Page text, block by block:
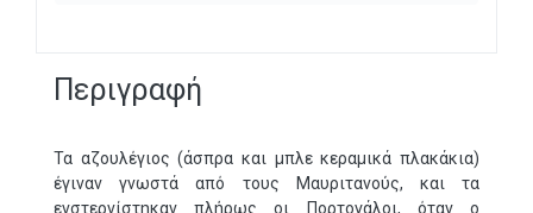
Περιγραφή
Τα αζουλέγιος (άσπρα και μπλε κεραμικά πλακάκια)
έγιναν γνωστά από τους Μαυριτανούς, και τα
ενστερνίστηκαν πλήρως οι Πορτογάλοι, όταν ο